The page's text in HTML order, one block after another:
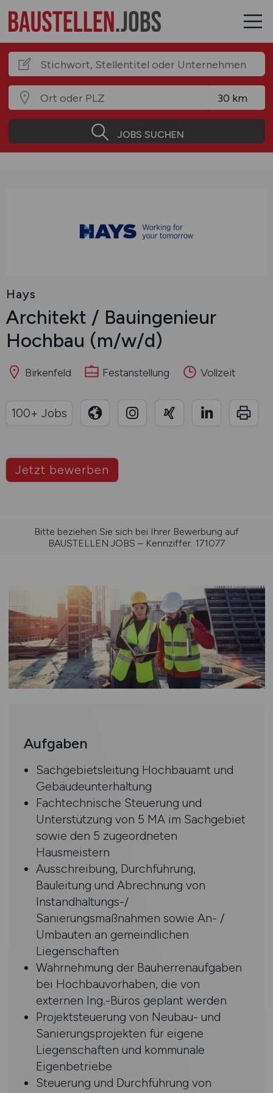
JOBS SUCHEN
Hays
Architekt / Bauingenieur
Hochbau (m/w/d)
Birkenfeld Festanstellung Vollzeit
Jetzt bewerben
100+ Jobs
Bitte beziehen Sie sich bei Ihrer Bewerbung auf
BAUSTELLEN.JOBS – Kennziffer: 171077
Aufgaben
Sachgebietsleitung Hochbauamt und
Gebäudeunterhaltung
Fachtechnische Steuerung und
Unterstützung von 5 MA im Sachgebiet
sowie den 5 zugeordneten
Hausmeistern
Ausschreibung, Durchführung,
Bauleitung und Abrechnung von
Instandhaltungs-/
Sanierungsmaßnahmen sowie An- /
Umbauten an gemeindlichen
Liegenschaften
Wahrnehmung der Bauherrenaufgaben
bei Hochbauvorhaben, die von
externen Ing.-Büros geplant werden
Projektsteuerung von Neubau- und
Sanierungsprojekten für eigene
Liegenschaften und kommunale
Eigenbetriebe
Steuerung und Durchführung von